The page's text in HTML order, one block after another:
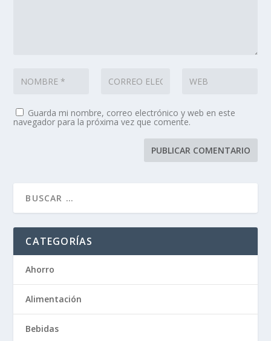
Guarda mi nombre, correo electrónico y web en este
navegador para la próxima vez que comente.
CATEGORÍAS
Ahorro
Alimentación
Bebidas